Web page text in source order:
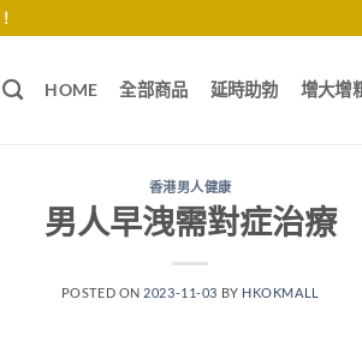
HOME 全部商品 延時助勃 增大增
香港男人健康
男人早洩需對症治療
POSTED ON 2023-11-03 BY HKOKMALL